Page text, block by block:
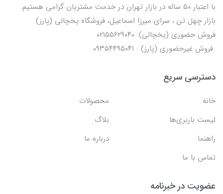
با اعتبار ۵۰ ساله در بازار تهران در خدمت مشتریان گرامی هستیم.
بازار چهل تن ، سرای میرزا اسماعیل، فروشگاه یخچالی‌ (پارز)
فروش حضوری (یخچالی): ۰۲۱۵۵۶۲۹۰۴۰
فروش غیرحضوری (پارز) : ۰۹۳۵۴۴۹۵۰۴۱
دسترسی سریع
خانه
محصولات
لیست باربری‌ها
بلاگ
راهنما
درباره ما
تماس با ما
عضویت در خبرنامه